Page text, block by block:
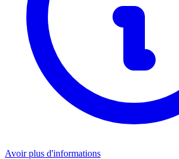
Avoir plus d'informations